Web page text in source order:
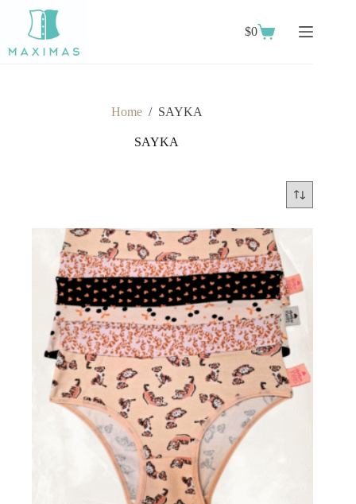
content
Shopping
$0
Home / SAYKA
SAYKA